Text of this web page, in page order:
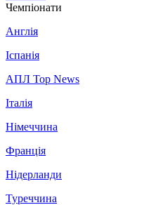
Чемпіонати
Англія
Іспанія
АПЛ Top News
Італія
Німеччина
Франція
Нідерланди
Туреччина